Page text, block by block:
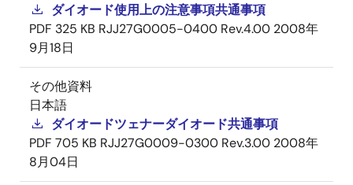
ダイオード使用上の注意事項共通事項
PDF 325 KB RJJ27G0005-0400 Rev.4.00 2008年
9月18日
その他資料
日本語
ダイオードツェナーダイオード共通事項
PDF 705 KB RJJ27G0009-0300 Rev.3.00 2008年
8月04日